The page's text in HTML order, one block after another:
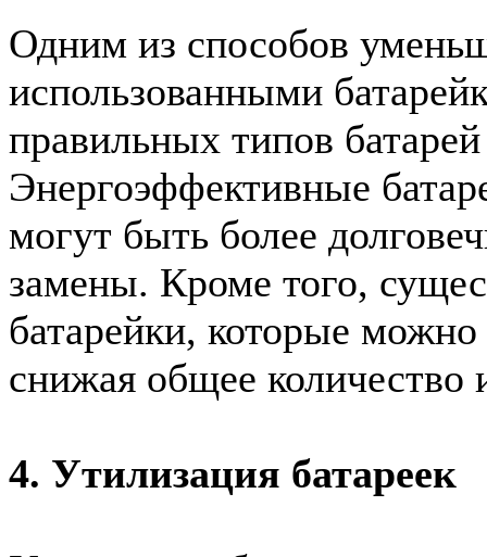
Одним из способов
использованными
правильных типов
Энергоэффективные
могут быть более
замены. Кроме того,
батарейки, которые можно
снижая общее количество
4. Утилизация батареек